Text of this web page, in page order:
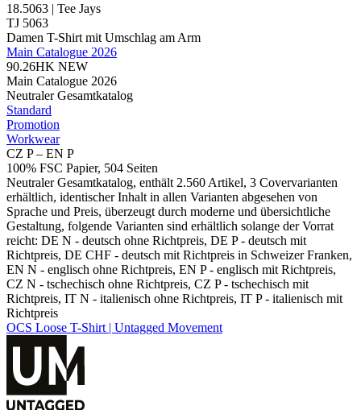
18.5063 | Tee Jays
TJ 5063
Damen T-Shirt mit Umschlag am Arm
Main Catalogue 2026
90.26HK NEW
Main Catalogue 2026
Neutraler Gesamtkatalog
Standard
Promotion
Workwear
CZ P – EN P
100% FSC Papier, 504 Seiten
Neutraler Gesamtkatalog, enthält 2.560 Artikel, 3 Covervarianten
erhältlich, identischer Inhalt in allen Varianten abgesehen von
Sprache und Preis, überzeugt durch moderne und übersichtliche
Gestaltung, folgende Varianten sind erhältlich solange der Vorrat
reicht: DE N - deutsch ohne Richtpreis, DE P - deutsch mit
Richtpreis, DE CHF - deutsch mit Richtpreis in Schweizer Franken,
EN N - englisch ohne Richtpreis, EN P - englisch mit Richtpreis,
CZ N - tschechisch ohne Richtpreis, CZ P - tschechisch mit
Richtpreis, IT N - italienisch ohne Richtpreis, IT P - italienisch mit
Richtpreis
OCS Loose T-Shirt | Untagged Movement